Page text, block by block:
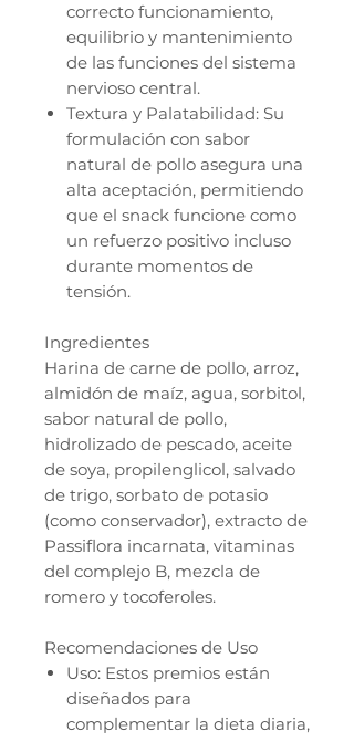
correcto funcionamiento,
equilibrio y mantenimiento
de las funciones del sistema
nervioso central.
Textura y Palatabilidad: Su
formulación con sabor
natural de pollo asegura una
alta aceptación, permitiendo
que el snack funcione como
un refuerzo positivo incluso
durante momentos de
tensión.
Ingredientes
Harina de carne de pollo, arroz,
almidón de maíz, agua, sorbitol,
sabor natural de pollo,
hidrolizado de pescado, aceite
de soya, propilenglicol, salvado
de trigo, sorbato de potasio
(como conservador), extracto de
Passiflora incarnata, vitaminas
del complejo B, mezcla de
romero y tocoferoles.
Recomendaciones de Uso
Uso: Estos premios están
diseñados para
complementar la dieta diaria,